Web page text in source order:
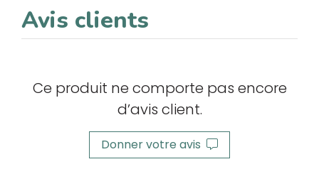
Avis clients
Ce produit ne comporte pas encore
d’avis client.
Donner votre avis